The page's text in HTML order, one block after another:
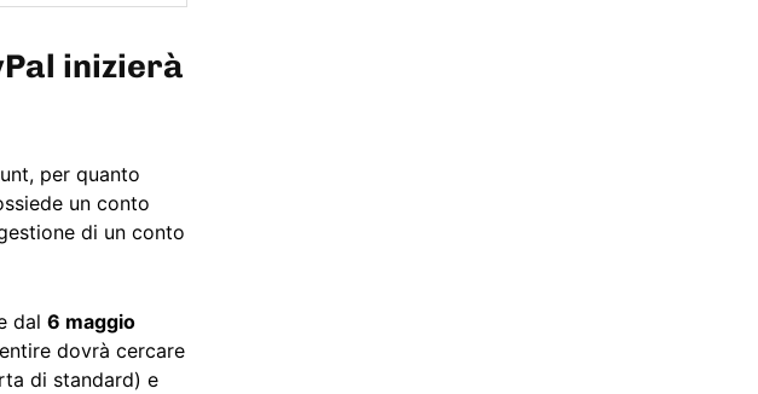
inizierà
per quanto
un conto
di un conto
dal 6 maggio
dovrà cercare
di standard) e